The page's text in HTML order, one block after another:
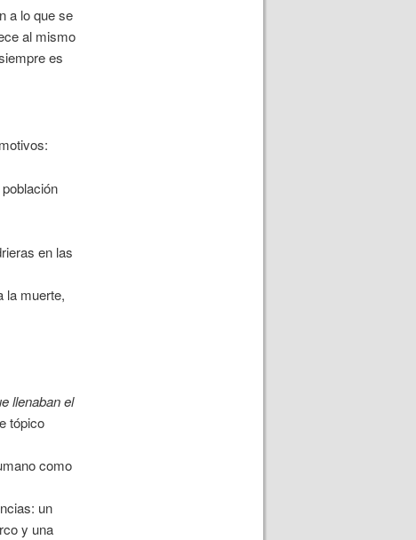
a lo que se
al mismo
es
en las
la muerte,
llenaban el
tópico
como
un
y una